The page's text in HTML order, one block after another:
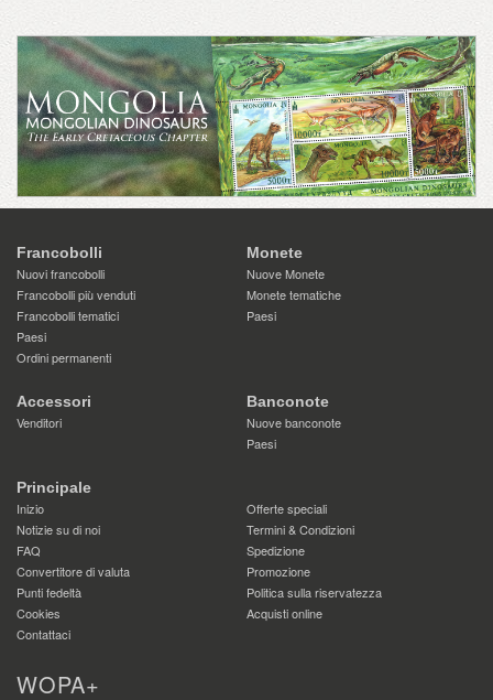
Francobolli
Nuovi francobolli
Francobolli più venduti
Francobolli tematici
Paesi
Ordini permanenti
Monete
Nuove Monete
Monete tematiche
Paesi
Accessori
Venditori
Banconote
Nuove banconote
Paesi
Principale
Inizio
Offerte speciali
Notizie su di noi
Termini & Condizioni
FAQ
Spedizione
Convertitore di valuta
Promozione
Punti fedeltà
Politica sulla riservatezza
Cookies
Acquisti online
Contattaci
WOPA+